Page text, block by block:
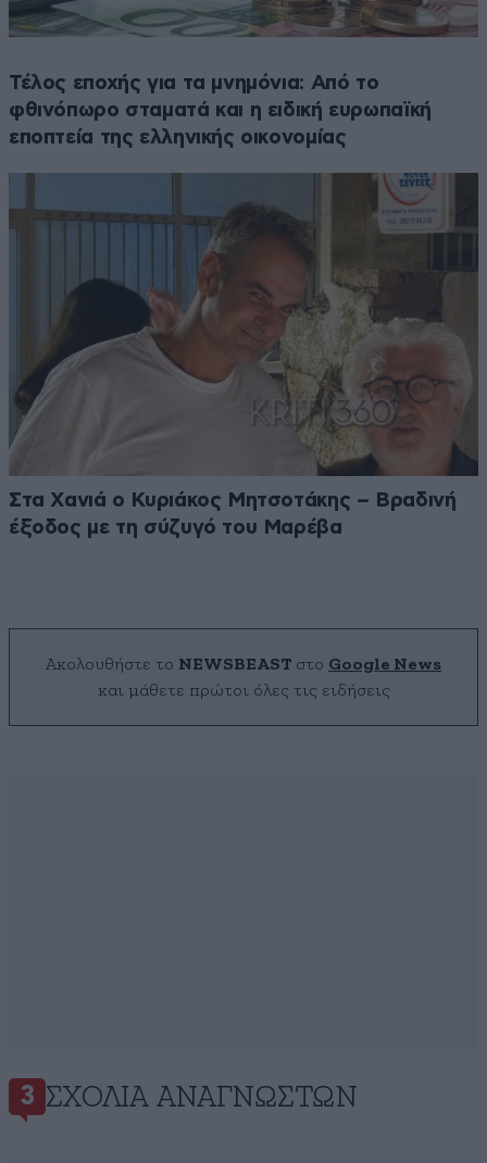
Τέλος εποχής για τα μνημόνια: Από το
φθινόπωρο σταματά και η ειδική ευρωπαϊκή
εποπτεία της ελληνικής οικονομίας
Στα Χανιά ο Κυριάκος Μητσοτάκης – Βραδινή
έξοδος με τη σύζυγό του Μαρέβα
Ακολουθήστε το NEWSBEAST στο Google News
και μάθετε πρώτοι όλες τις ειδήσεις
3 ΣΧΌΛΙΑ ΑΝΑΓΝΩΣΤΏΝ